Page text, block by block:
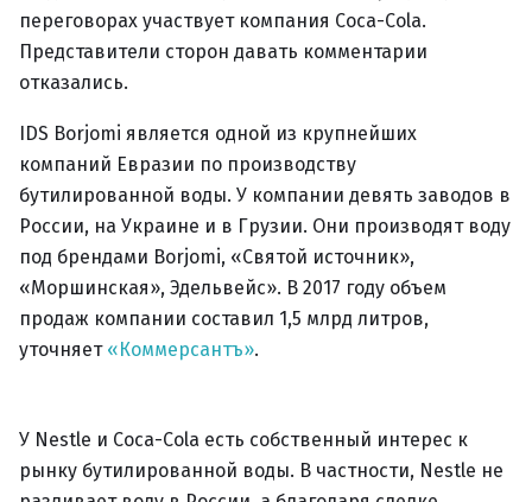
переговорах участвует компания Coca-Cola.
Представители сторон давать комментарии
отказались.
IDS Borjomi является одной из крупнейших
компаний Евразии по производству
бутилированной воды. У компании девять заводов в
России, на Украине и в Грузии. Они производят воду
под брендами Borjomi, «Святой источник»,
«Моршинская», Эдельвейс». В 2017 году объем
продаж компании составил 1,5 млрд литров,
уточняет «Коммерсантъ».
У Nestle и Coca-Cola есть собственный интерес к
рынку бутилированной воды. В частности, Nestle не